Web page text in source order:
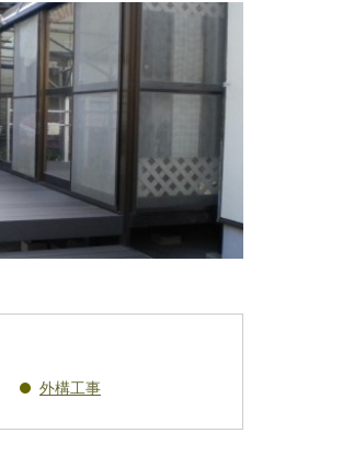
外構工事